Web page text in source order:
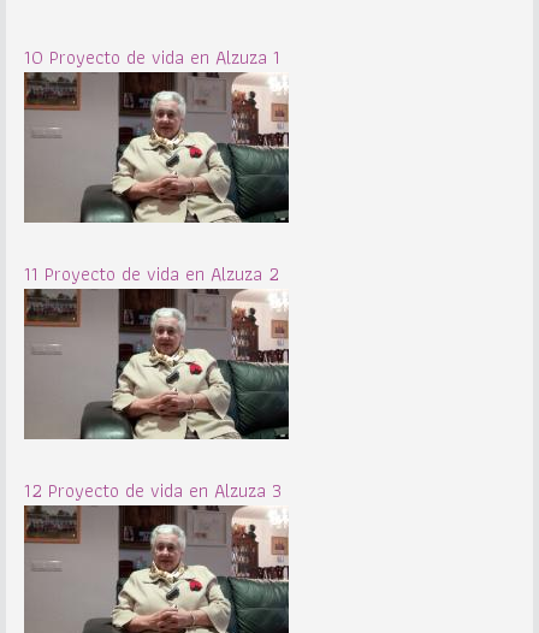
10 Proyecto de vida en Alzuza 1
11 Proyecto de vida en Alzuza 2
12 Proyecto de vida en Alzuza 3